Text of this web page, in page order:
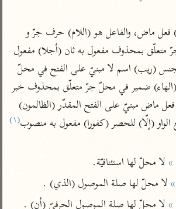
أضواء البيان
نظم الدرر للبقاعي
لغة وبلاغة
التحرير والتنوير
المحرر الوجيز لابن
البحر المحيط لأبي
حيان
البسيط للواحدي
تفسير الجلالين
جامع البيان للإيجي
تفسير البيضاوي
تفسير النسفي
الوجيز للواحدي
تفسير ابن أبي زمنين
موسوعة التفسير
المأثور
(الواو) عاطفة (جعل) فعل ماض، والفاعل هو (اللام) حرف جرّ و
نصب (في) حرف جرّ (الهاء) ضمير في محلّ جرّ متعلّق بمحذوف خبر
الواو (إلّا) للحصر (كفورا) مفعول به منصوب(١)
لا محلّ لها استئنافيّة.
لا محلّ لها صلة الموصول (الذي) .